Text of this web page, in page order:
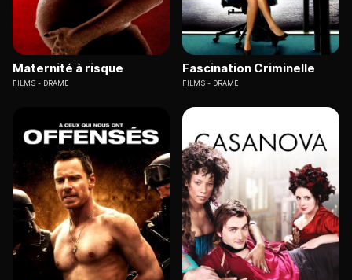
Maternité à risque
FILMS DRAME
Fascination Criminelle
FILMS DRAME